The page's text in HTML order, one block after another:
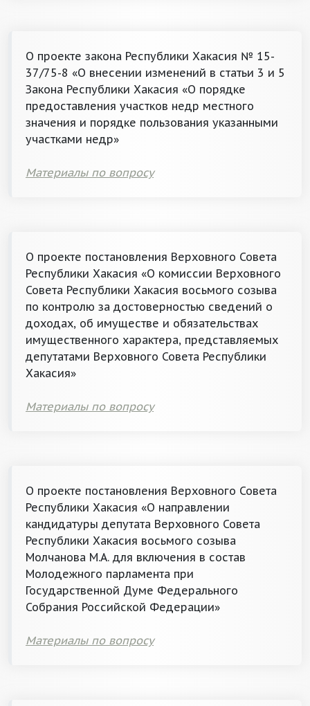
О проекте закона Республики Хакасия № 15-
37/75-8 «О внесении изменений в статьи 3 и 5
Закона Республики Хакасия «О порядке
предоставления участков недр местного
значения и порядке пользования указанными
участками недр»
Материалы по вопросу
О проекте постановления Верховного Совета
Республики Хакасия «О комиссии Верховного
Совета Республики Хакасия восьмого созыва
по контролю за достоверностью сведений о
доходах, об имуществе и обязательствах
имущественного характера, представляемых
депутатами Верховного Совета Республики
Хакасия»
Материалы по вопросу
О проекте постановления Верховного Совета
Республики Хакасия «О направлении
кандидатуры депутата Верховного Совета
Республики Хакасия восьмого созыва
Молчанова М.А. для включения в состав
Молодежного парламента при
Государственной Думе Федерального
Собрания Российской Федерации»
Материалы по вопросу